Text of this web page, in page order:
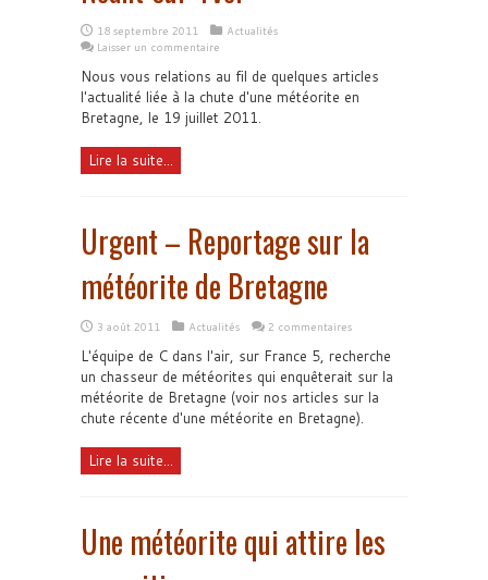
18 septembre 2011
Actualités
Laisser un commentaire
Nous vous relations au fil de quelques articles
l'actualité liée à la chute d'une météorite en
Bretagne, le 19 juillet 2011.
Lire la suite...
Urgent – Reportage sur la
météorite de Bretagne
3 août 2011 Actualités 2 commentaires
L'équipe de C dans l'air, sur France 5, recherche
un chasseur de météorites qui enquêterait sur la
météorite de Bretagne (voir nos articles sur la
chute récente d'une météorite en Bretagne).
Lire la suite...
Une météorite qui attire les